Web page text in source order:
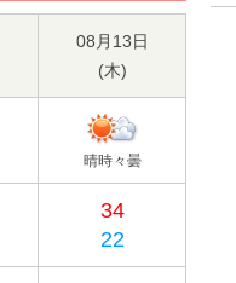
08月13日
(木)
晴時々曇
34
22